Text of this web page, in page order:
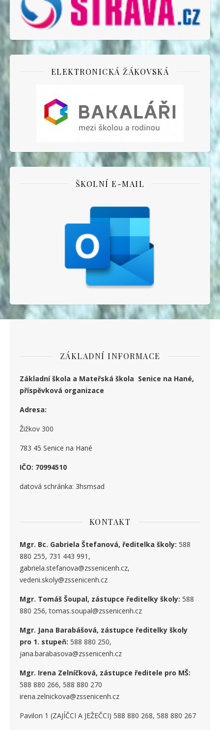
ELEKTRONICKÁ ŽÁKOVSKÁ
ŠKOLNÍ E-MAIL
ZÁKLADNÍ INFORMACE
Základní škola a Mateřská škola Senice na Hané,
příspěvková organizace
Adresa:
Žižkov 300
783 45 Senice na Hané
IČO: 70994510
datová schránka: 3hsmsad
KONTAKT
Mgr. Bc. Gabriela Štefanová, ředitelka školy: 588
880 255, 731 443 991,
gabriela.stefanova@zssenicenh.cz,
vedeni.skoly@zssenicenh.cz
Mgr. Tomáš Šoupal, zástupce ředitelky školy: 588
880 256, tomas.soupal@zssenicenh.cz
Mgr. Jana Barabášová, zástupce ředitelky školy
pro 1. stupeň: 588 880 250,
jana.barabasova@zssenicenh.cz
Mgr. Irena Zelníčková, zástupce ředitele pro MŠ:
588 880 266, 588 880 270
irena.zelnickova@zssenicenh.cz
Pavilon 1 (ZAJÍČCI A JEŽEČCI) 588 880 268, 588 880 267